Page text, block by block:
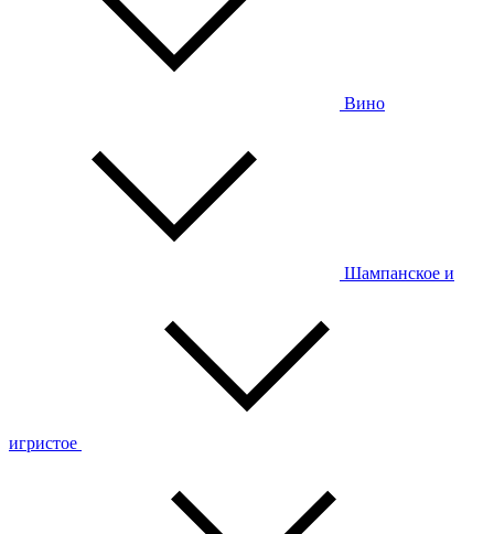
Вино
Шампанское и
игристое